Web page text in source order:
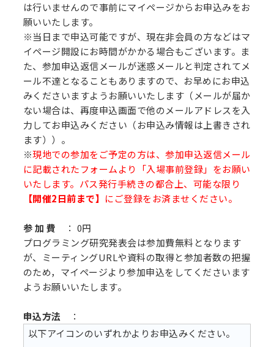
は行いませんので事前にマイページからお申込みをお
願いいたします。
※当日まで申込可能ですが、現在非会員の方などはマ
イページ開設にお時間がかかる場合もございます。ま
た、参加申込返信メールが迷惑メールと判定されてメ
ール不達となることもありますので、お早めにお申込
みくださいますようお願いいたします（メールが届か
ない場合は、再度申込画面で他のメールアドレスを入
力してお申込みください（お申込み情報は上書きされ
ます））。
※現地での参加をご予定の方は、参加申込返信メール
に記載されたフォームより「入場事前登録」をお願い
いたします。パス発行手続きの都合上、可能な限り
【開催2日前まで】 にご登録をお済ませください。
参 加 費 ： 0円
プログラミング研究発表会は参加費無料となります
が、ミーティングURLや資料の取得と参加者数の把握
のため，マイページより参加申込をしてくださいます
ようお願いいたします。
申込方法 ：
以下アイコンのいずれかよりお申込みください。